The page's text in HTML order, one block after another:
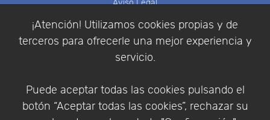
¡Atención! Utilizamos cookies propias y de
terceros para ofrecerle una mejor experiencia y
servicio.
Puede aceptar todas las cookies pulsando el
botón “Aceptar todas las cookies”, rechazar su
Aviso Legal
Condiciones de compra
Identificarse